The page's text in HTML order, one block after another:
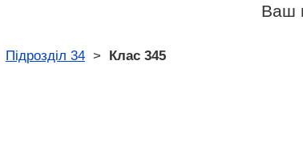
Ваш
Підрозділ 34 > Клас 345